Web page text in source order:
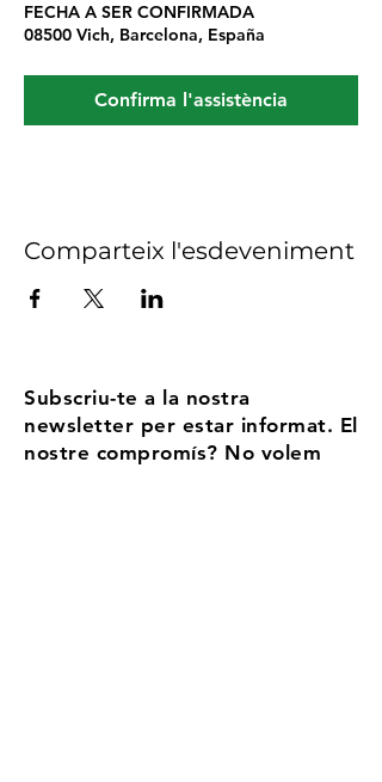
FECHA A SER CONFIRMADA
08500 Vich, Barcelona, España
Confirma l'assistència
Comparteix l'esdeveniment
Subscriu-te a la nostra
newsletter per estar informat. El
nostre compromís? No volem